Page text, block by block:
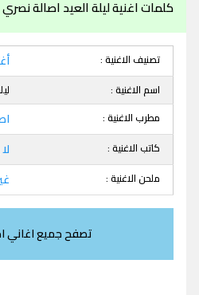
كلمات اغنية ليلة العيد اصالة نصري
تصنيف الاغنية :
اسم الاغنية :
مطرب الاغنية :
كاتب الاغنية :
ملحن الاغنية :
تصفح جميع اغاني